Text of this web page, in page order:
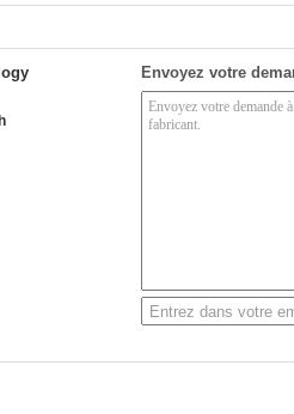
Envoyez votre